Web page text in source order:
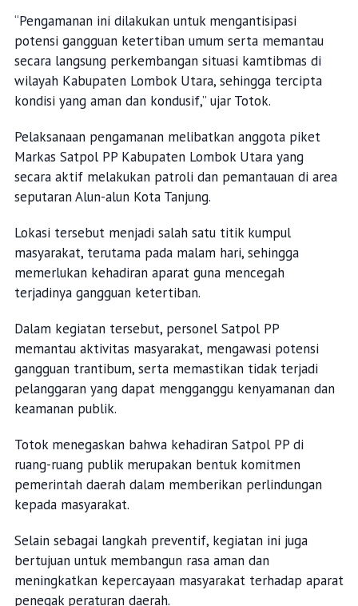
“Pengamanan ini dilakukan untuk mengantisipasi
potensi gangguan ketertiban umum serta memantau
secara langsung perkembangan situasi kamtibmas di
wilayah Kabupaten Lombok Utara, sehingga tercipta
kondisi yang aman dan kondusif,” ujar Totok.
Pelaksanaan pengamanan melibatkan anggota piket
Markas Satpol PP Kabupaten Lombok Utara yang
secara aktif melakukan patroli dan pemantauan di area
seputaran Alun-alun Kota Tanjung.
Lokasi tersebut menjadi salah satu titik kumpul
masyarakat, terutama pada malam hari, sehingga
memerlukan kehadiran aparat guna mencegah
terjadinya gangguan ketertiban.
Dalam kegiatan tersebut, personel Satpol PP
memantau aktivitas masyarakat, mengawasi potensi
gangguan trantibum, serta memastikan tidak terjadi
pelanggaran yang dapat mengganggu kenyamanan dan
keamanan publik.
Totok menegaskan bahwa kehadiran Satpol PP di
ruang-ruang publik merupakan bentuk komitmen
pemerintah daerah dalam memberikan perlindungan
kepada masyarakat.
Selain sebagai langkah preventif, kegiatan ini juga
bertujuan untuk membangun rasa aman dan
meningkatkan kepercayaan masyarakat terhadap aparat
penegak peraturan daerah.